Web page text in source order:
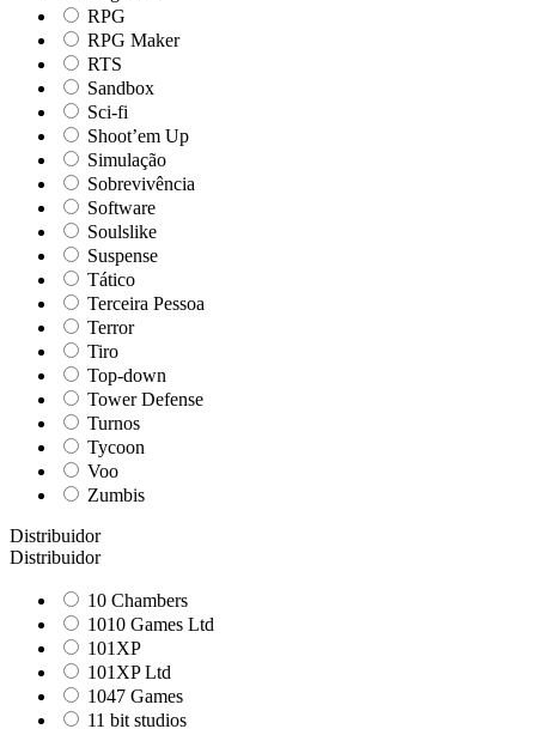
RPG
RPG Maker
RTS
Sandbox
Sci-fi
Shoot’em Up
Simulação
Sobrevivência
Software
Soulslike
Suspense
Tático
Terceira Pessoa
Terror
Tiro
Top-down
Tower Defense
Turnos
Tycoon
Voo
Zumbis
Distribuidor
Distribuidor
10 Chambers
1010 Games Ltd
101XP
101XP Ltd
1047 Games
11 bit studios